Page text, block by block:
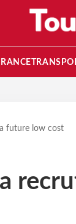
future low cost